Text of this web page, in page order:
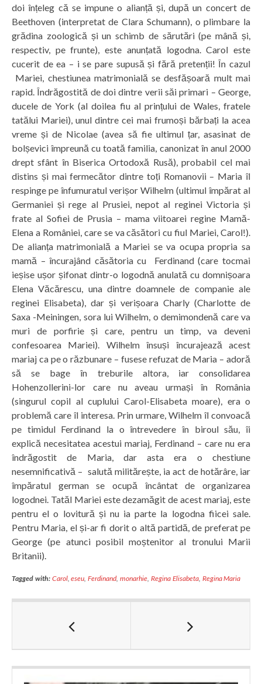
doi înțeleg că se impune o alianță și, după un concert de
Beethoven (interpretat de Clara Schumann), o plimbare la
grădina zoologică și un schimb de sărutări (pe mână și,
respectiv, pe frunte), este anunțată logodna. Carol este
cucerit de ea – i se pare supusă și fără pretenții! În cazul
Mariei, chestiunea matrimonială se desfășoară mult mai
rapid. Îndrăgostită de doi dintre verii săi primari – George,
ducele de York (al doilea fiu al prințului de Wales, fratele
tatălui Mariei), unul dintre cei mai frumoși bărbați la acea
vreme și de Nicolae (avea să fie ultimul țar, asasinat de
bolșevici împreună cu toată familia, canonizat în anul 2000
drept sfânt în Biserica Ortodoxă Rusă), probabil cel mai
distins și mai fermecător dintre toți Romanovii – Maria îl
respinge pe înfumuratul verișor Wilhelm (ultimul împărat al
Germaniei și rege al Prusiei, nepot al reginei Victoria și
frate al Sofiei de Prusia – mama viitoarei regine Mamă-
Elena a României, care se va căsători cu fiul Mariei, Carol!).
De alianța matrimonială a Mariei se va ocupa propria sa
mamă – încurajând căsătoria cu Ferdinand (care tocmai
ieșise ușor șifonat dintr-o logodnă anulată cu domnișoara
Elena Văcărescu, una dintre doamnele de companie ale
reginei Elisabeta), dar și verișoara Charly (Charlotte de
Saxa -Meiningen, sora lui Wilhelm, o demimondenă care va
muri de porfirie și care, pentru un timp, va deveni
confesoarea Mariei). Wilhelm însuși încurajează acest
mariaj ca pe o răzbunare – fusese refuzat de Maria – adoră
să se bage în treburile altora, iar consolidarea
Hohenzollerini-lor care nu aveau urmași în România
(singurul copil al cuplului Carol-Elisabeta moare), era o
problemă care îl interesa. Prin urmare, Wilhelm îl convoacă
pe timidul Ferdinand la o întrevedere în biroul său, îi
explică necesitatea acestui mariaj, Ferdinand – care nu era
îndrăgostit de Maria, dar asta era o chestiune
nesemnificativă – salută militărește, ia act de hotărâre, iar
împăratul german se ocupă încântat de organizarea
logodnei. Tatăl Mariei este dezamăgit de acest mariaj, este
pentru el o lovitură și nu ia parte la logodna fiicei sale.
Pentru Maria, el și-ar fi dorit o altă partidă, de preferat pe
George (pe atunci posibil moștenitor al tronului Marii
Britanii).
Tagged with: Carol,eseu,Ferdinand,monarhie, Regina Elisabeta, Regina Maria